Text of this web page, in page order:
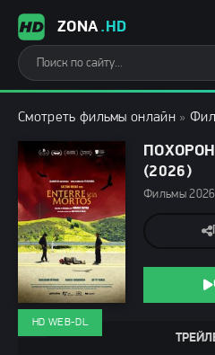
ZONA.HD
Смотреть фильмы онлайн »
(2026)
HD WEB-DL